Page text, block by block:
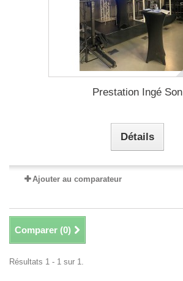
Prestation Ingé Son
Détails
Ajouter au comparateur
Comparer (0)
Résultats 1 - 1 sur 1.